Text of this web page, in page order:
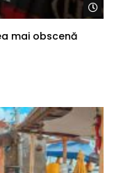
mai obscenă